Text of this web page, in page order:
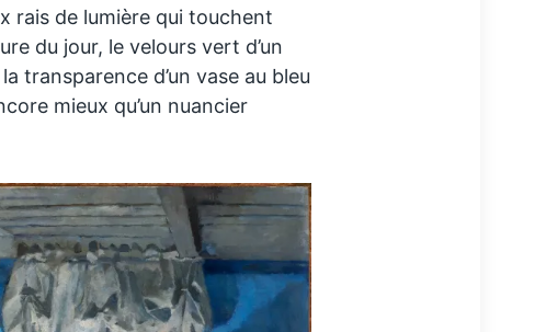
rais de lumière qui touchent
du jour, le velours vert d’un
transparence d’un vase au bleu
mieux qu’un nuancier